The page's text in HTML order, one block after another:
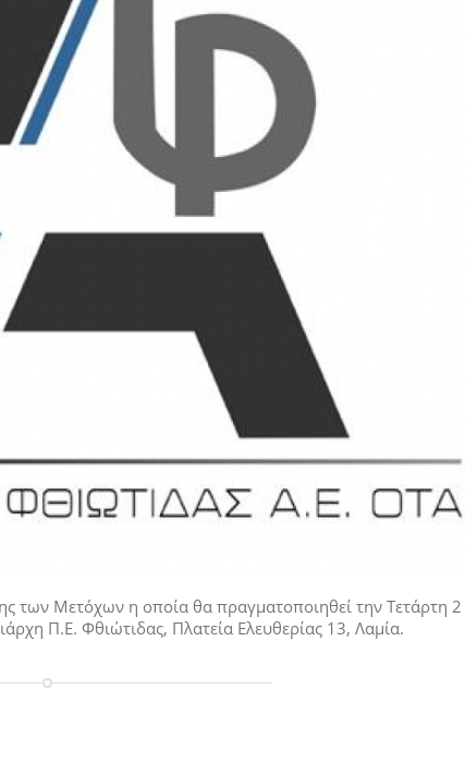
των Μετόχων η οποία θα πραγματοποιηθεί την Τετάρτη 2
Π.Ε. Φθιώτιδας, Πλατεία Ελευθερίας 13, Λαμία.